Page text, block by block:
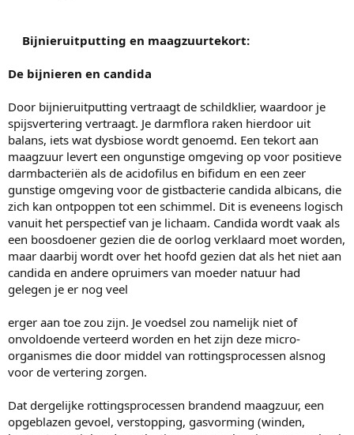
Bijnieruitputting en maagzuurtekort:
De bijnieren en candida
Door bijnieruitputting vertraagt de schildklier, waardoor je
spijsvertering vertraagt. Je darmflora raken hierdoor uit
balans, iets wat dysbiose wordt genoemd. Een tekort aan
maagzuur levert een ongunstige omgeving op voor positieve
darmbacteriën als de acidofilus en bifidum en een zeer
gunstige omgeving voor de gistbacterie candida albicans, die
zich kan ontpoppen tot een schimmel. Dit is eveneens logisch
vanuit het perspectief van je lichaam. Candida wordt vaak als
een boosdoener gezien die de oorlog verklaard moet worden,
maar daarbij wordt over het hoofd gezien dat als het niet aan
candida en andere opruimers van moeder natuur had
gelegen je er nog veel
erger aan toe zou zijn. Je voedsel zou namelijk niet of
onvoldoende verteerd worden en het zijn deze micro-
organismes die door middel van rottingsprocessen alsnog
voor de vertering zorgen.
Dat dergelijke rottingsprocessen brandend maagzuur, een
opgeblazen gevoel, verstopping, gasvorming (winden,